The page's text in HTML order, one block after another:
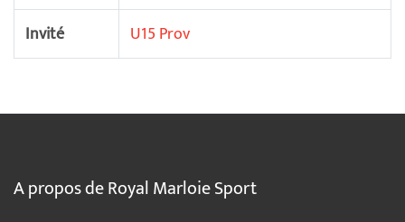
Invité
U15 Prov
A propos de Royal Marloie Sport